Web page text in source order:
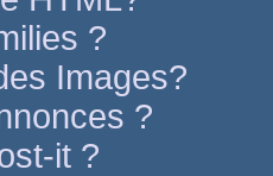
?
Images?
?
it ?